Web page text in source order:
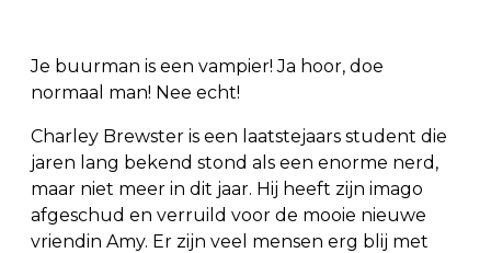
Je buurman is een vampier! Ja hoor, doe
normaal man! Nee echt!
Charley Brewster is een laatstejaars student die
jaren lang bekend stond als een enorme nerd,
maar niet meer in dit jaar. Hij heeft zijn imago
afgeschud en verruild voor de mooie nieuwe
vriendin Amy. Er zijn veel mensen erg blij met